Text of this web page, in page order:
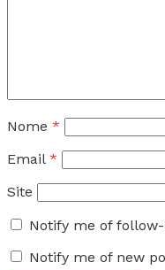
Nome *
Email *
Site
Notify me of
Notify me of new